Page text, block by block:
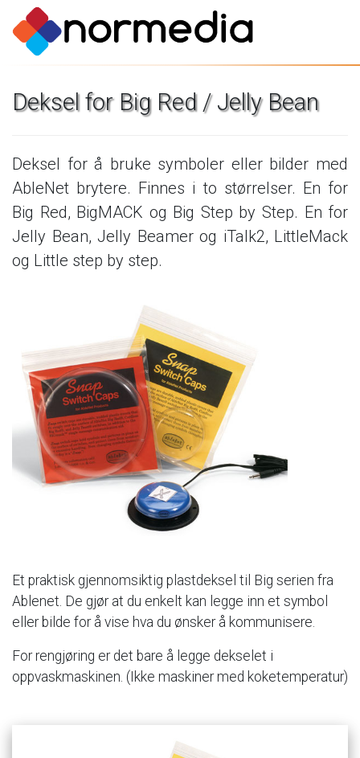
Deksel for Big Red / Jelly Bean
Deksel for å bruke symboler eller bilder med
AbleNet brytere. Finnes i to størrelser. En for
Big Red, BigMACK og Big Step by Step. En for
Jelly Bean, Jelly Beamer og iTalk2, LittleMack
og Little step by step.
Et praktisk gjennomsiktig plastdeksel til Big serien fra
Ablenet. De gjør at du enkelt kan legge inn et symbol
eller bilde for å vise hva du ønsker å kommunisere.
For rengjøring er det bare å legge dekselet i
oppvaskmaskinen. (Ikke maskiner med koketemperatur)